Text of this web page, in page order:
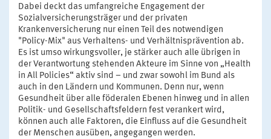
Dabei deckt das umfangreiche Engagement der
Sozialversicherungsträger und der privaten
Krankenversicherung nur einen Teil des notwendigen
"Policy-Mix" aus Verhaltens- und Verhältnisprävention ab.
Es ist umso wirkungsvoller, je stärker auch alle übrigen in
der Verantwortung stehenden Akteure im Sinne von „Health
in All Policies“ aktiv sind – und zwar sowohl im Bund als
auch in den Ländern und Kommunen. Denn nur, wenn
Gesundheit über alle föderalen Ebenen hinweg und in allen
Politik- und Gesellschaftsfeldern fest verankert wird,
können auch alle Faktoren, die Einfluss auf die Gesundheit
der Menschen ausüben, angegangen werden.